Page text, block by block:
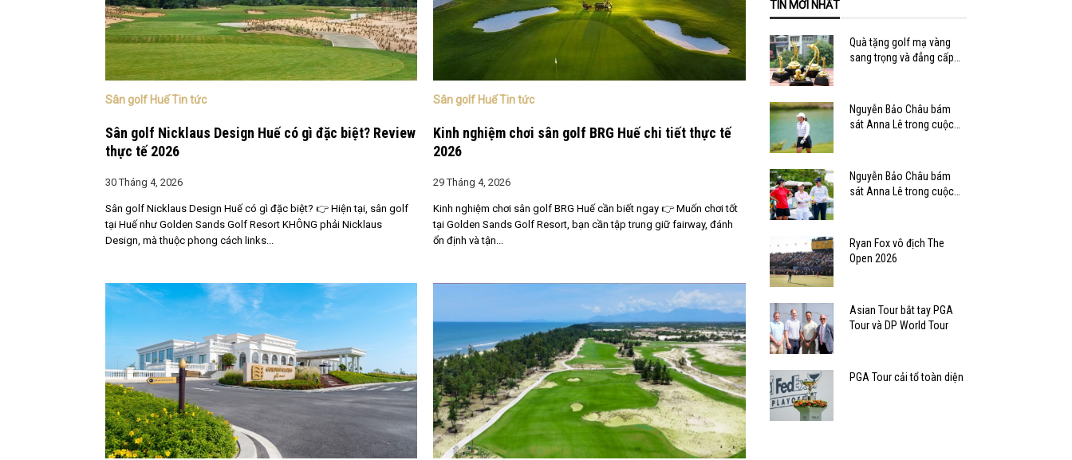
Sân golf Huế Tin tức
Sân golf Nicklaus Design Huế có gì đặc biệt? Review
thực tế 2026
30 Tháng 4, 2026
Sân golf Nicklaus Design Huế có gì đặc biệt? 👉 Hiện tại, sân golf
tại Huế như Golden Sands Golf Resort KHÔNG phải Nicklaus
Design, mà thuộc phong cách links...
Sân golf Huế Tin tức
Kinh nghiệm chơi sân golf BRG Huế chi tiết thực tế
2026
29 Tháng 4, 2026
Kinh nghiệm chơi sân golf BRG Huế cần biết ngay 👉 Muốn chơi tốt
tại Golden Sands Golf Resort, bạn cần tập trung giữ fairway, đánh
ổn định và tận...
TIN MỚI NHẤT
Quà tặng golf mạ vàng
sang trọng và đẳng cấp
Nguyễn Bảo Châu bám
sát Anna Lê trong cuộc
Nguyễn Bảo Châu bám
sát Anna Lê trong cuộc
Ryan Fox vô địch The
Open 2026
Asian Tour bắt tay PGA
Tour và DP World Tour
PGA Tour cải tổ toàn diện